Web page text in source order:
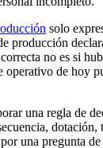
solo
producción
no es si
operativo de hoy
una regla de
una pregunta